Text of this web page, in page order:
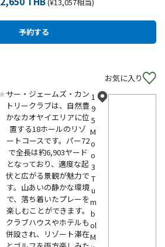
お気に入り
サー・ジェームズ・カン
トリークラブは、自然豊
かなカオヤイエリアに位
置する18ホールのリゾ
ートコースです。パー72
で全長は約6,903ヤード
となっており、適度な起
伏と広がる景観が魅力で
す。山あいの静かな環境
で、落ち着いたプレーを
楽しむことができます。
クラブハウスやホテルも
併設され、リゾート滞在
1
9
5
M
o
o
3
T
u
m
b
ol
M